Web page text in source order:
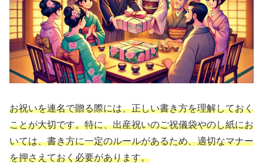
お祝いを連名で贈る際には、正しい書き方を理解しておく
ことが大切です。特に、出産祝いのご祝儀袋やのし紙にお
いては、書き方に一定のルールがあるため、適切なマナー
を押さえておく必要があります。